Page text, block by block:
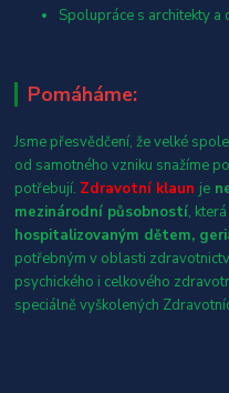
Spolupráce s architekty a
Pomáháme:
Jsme přesvědčení, že velké
od samotného vzniku snažíme
potřebují. Zdravotní klaun je
mezinárodní působností, která
hospitalizovaným dětem,
potřebným v oblasti
psychického i celkového
speciálně vyškolených